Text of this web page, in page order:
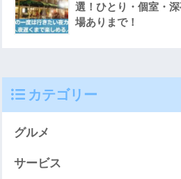
選！ひとり・個室・
場ありまで！
カテゴリー
グルメ
サービス